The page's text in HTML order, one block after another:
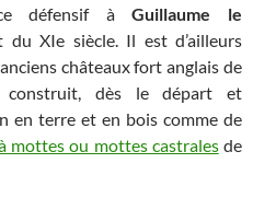
défensif àGuillaume le
du XIe siècle. Il est d’ailleurs
châteaux fort anglais de
dès le départ et
en terre et en bois comme de
mottes ou mottes castralesde